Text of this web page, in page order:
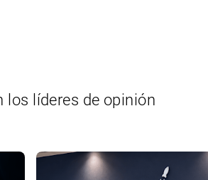
los líderes de opinión